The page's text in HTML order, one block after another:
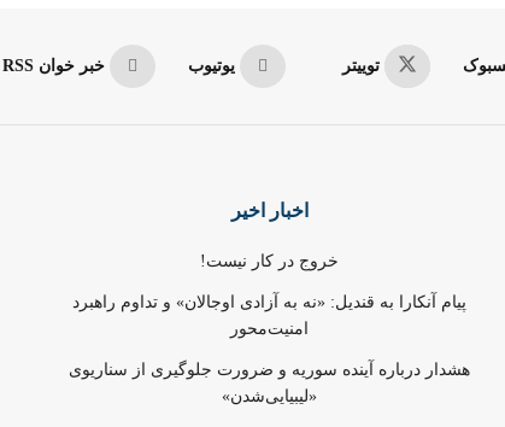
توییتر یوتیوب خبر خوان RSS
اخبار اخیر
خروج در کار نیست!
پیام آنکارا به قندیل: «نه به آزادی اوجالان» و تداوم راهبرد
امنیت‌محور
هشدار درباره آینده سوریه و ضرورت جلوگیری از سناریوی
«لیبیایی‌شدن»